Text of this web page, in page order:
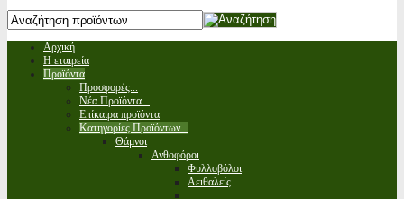
Αρχική
Η εταιρεία
Προϊόντα
Προσφορές...
Νέα Προϊόντα...
Επίκαιρα προϊόντα
Κατηγορίες Προϊόντων...
Θάμνοι
Ανθοφόροι
Φυλλοβόλοι
Αειθαλείς